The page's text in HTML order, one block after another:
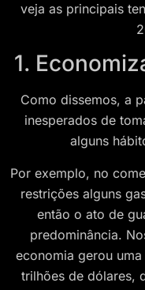
veja as principais
1.
Como dissemos, a
inesperados de
alguns
Por exemplo, no
restrições alguns
então o ato de
predominância.
economia gerou
trilhões de dólares,